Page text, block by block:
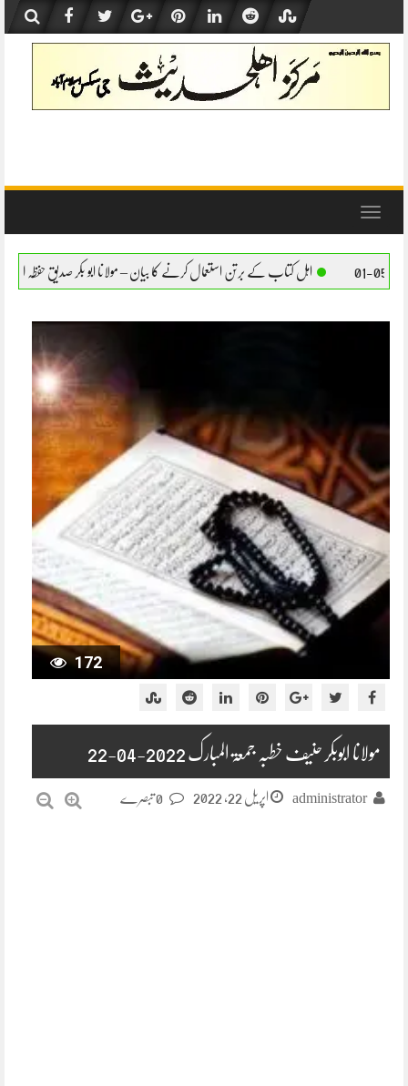
content
Toggle
کے برتن استعمال کرنے کا بیان – مولانا ابو بکر صدیق حفظہ اللہ اہل کتاب کے برتن
172
مولانا ابوبکر حنیف خطبہ جمعۃ المبارک 2022-04-22
administrator اپریل 22, 2022